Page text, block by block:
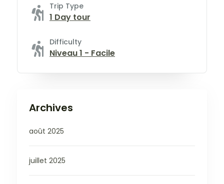
Trip Type
1 Day tour
Difficulty
Niveau 1 - Facile
Archives
août 2025
juillet 2025